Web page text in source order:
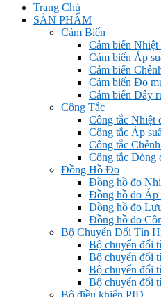
Trang Chủ
SẢN PHẨM
Cảm Biến
Cảm biến Nhiệt
Cảm biến Áp
Cảm biến
Cảm biến Đo
Cảm biến Dây
Công Tắc
Công tắc Nhiệt
Công tắc Áp
Công tắc
Công tắc Dòng
Đồng Hồ Đo
Đồng hồ đo
Đồng hồ đo Áp
Đồng hồ đo
Đồng hồ đo
Bộ Chuyển Đổi Tín
Bộ chuyển đổi
Bộ chuyển đổi
Bộ chuyển đổi
Bộ chuyển đổi
Bộ điều khiển PID